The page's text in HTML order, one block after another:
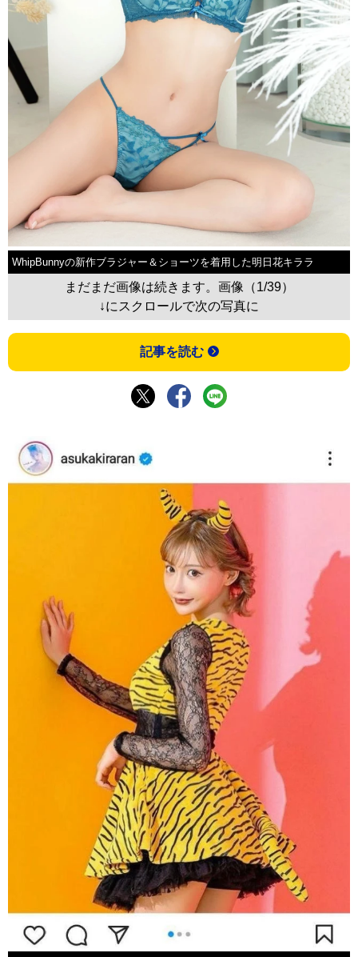
WhipBunnyの新作ブラジャー＆ショーツを着用した明日花キララ
まだまだ画像は続きます。画像（1/39）
↓にスクロールで次の写真に
記事を読む